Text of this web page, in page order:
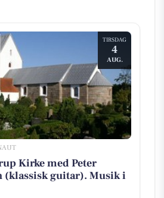
TIRSDAG
4
AUG.
Kirke med Peter
(klassisk guitar). Musik i